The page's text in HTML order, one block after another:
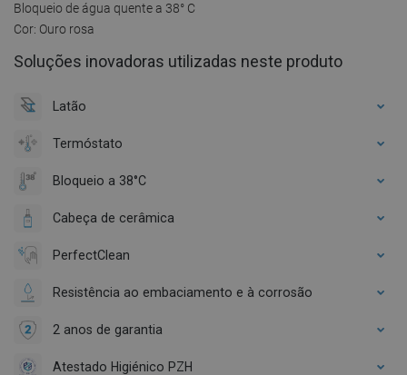
Bloqueio de água quente a 38° C
Cor: Ouro rosa
Soluções inovadoras utilizadas neste produto
Latão
Termóstato
Bloqueio a 38°C
Cabeça de cerâmica
PerfectClean
Resistência ao embaciamento e à corrosão
2 anos de garantia
Atestado Higiénico PZH